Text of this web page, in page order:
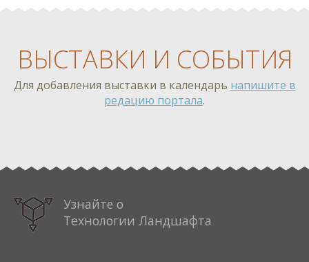
ВЫСТАВКИ И СОБЫТИЯ
Для добавления выставки в календарь напишите в
редацию портала.
Узнайте о
Технологии Ландшафта